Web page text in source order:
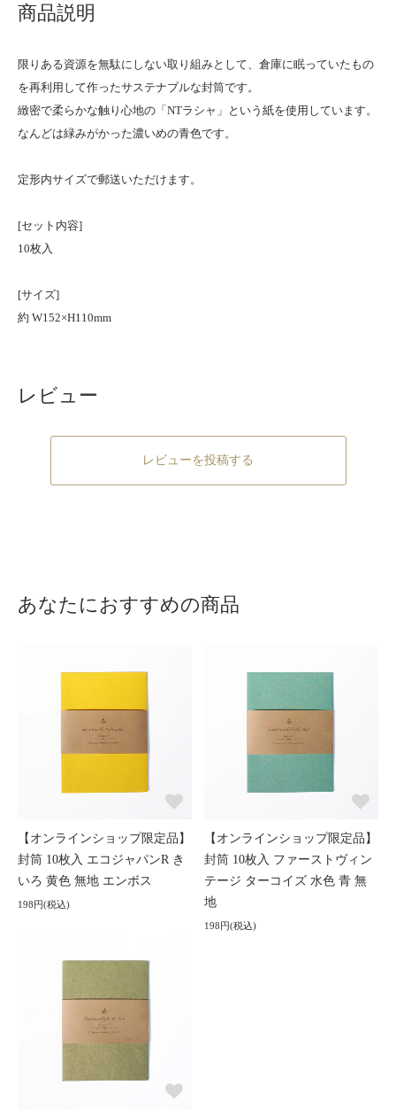
商品説明
限りある資源を無駄にしない取り組みとして、倉庫に眠っていたもの
を再利用して作ったサステナブルな封筒です。
緻密で柔らかな触り心地の「NTラシャ」という紙を使用しています。
なんどは緑みがかった濃いめの青色です。
定形内サイズで郵送いただけます。
[セット内容]
10枚入
[サイズ]
約 W152×H110mm
レビュー
レビューを投稿する
あなたにおすすめの商品
【オンラインショップ限定品】
封筒 10枚入 エコジャパンR き
いろ 黄色 無地 エンボス
198円(税込)
【オンラインショップ限定品】
封筒 10枚入 ファーストヴィン
テージ ターコイズ 水色 青 無
地
198円(税込)